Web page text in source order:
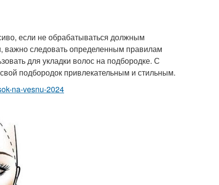
если не обрабатываться должным
важно следовать определенным правилам
для укладки волос на подбородке. С
подбородок привлекательным и стильным.
na-vesnu-2024